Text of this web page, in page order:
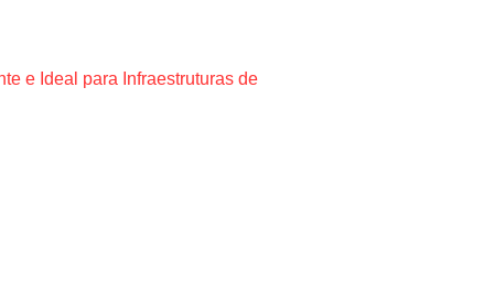
e Ideal para Infraestruturas de